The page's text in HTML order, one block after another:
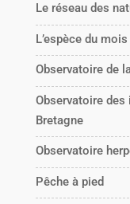
Le réseau des
L’espèce du mois
Observatoire de
Observatoire
Bretagne
Observatoire
Pêche à pied